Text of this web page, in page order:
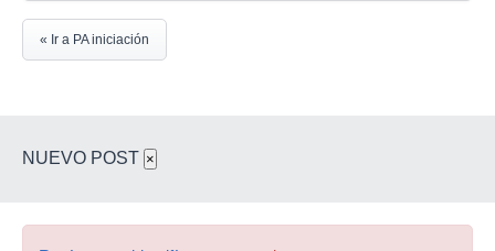
« Ir a PA iniciación
NUEVO POST ×